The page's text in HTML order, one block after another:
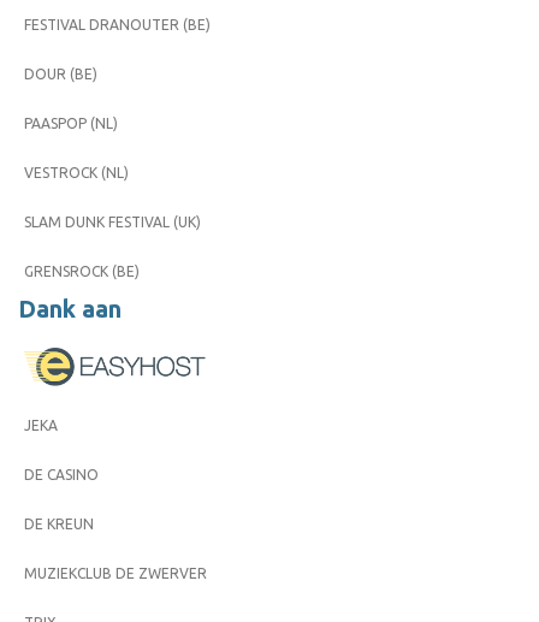
FESTIVAL DRANOUTER (BE)
DOUR (BE)
PAASPOP (NL)
VESTROCK (NL)
SLAM DUNK FESTIVAL (UK)
GRENSROCK (BE)
Dank aan
JEKA
DE CASINO
DE KREUN
MUZIEKCLUB DE ZWERVER